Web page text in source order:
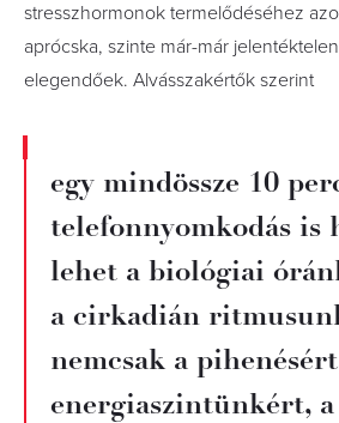
stresszhormonok termelődéséhez
aprócska, szinte már-már
elegendőek. Alvásszakértők szerint
egy mindössze 10
telefonnyomkodás is
lehet a biológiai
a cirkadián
nemcsak a
energiaszintünkért,